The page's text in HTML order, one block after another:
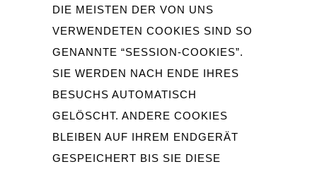
DIE MEISTEN DER VON UNS
VERWENDETEN COOKIES SIND SO
GENANNTE “SESSION-COOKIES”.
SIE WERDEN NACH ENDE IHRES
BESUCHS AUTOMATISCH
GELÖSCHT. ANDERE COOKIES
BLEIBEN AUF IHREM ENDGERÄT
GESPEICHERT BIS SIE DIESE